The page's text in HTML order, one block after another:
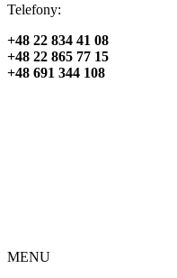
Telefony:
+48 22 834 41 08
+48 22 865 77 15
+48 691 344 108
MENU